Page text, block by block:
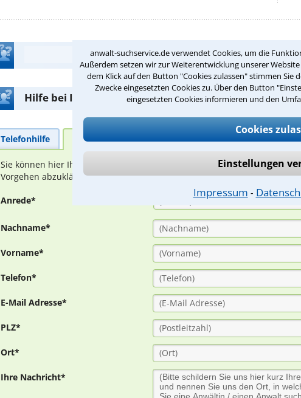
anwalt-suchservice.de verwendet Cookies, um die
Außerdem setzen wir zur Weiterentwicklung unserer
dem Klick auf den Button "Cookies zulassen" stimmen Sie
Zwecke eingesetzten Cookies zu. Über den Button
eingesetzten Cookies informieren und den
Cookies
Einstellungen
Impressum ⁃
Teste Dein
Hilfe bei Ihrer Anwaltsuche?
Telefonhilfe Beratungsanfrage
Sie können hier Ihren Fall schildern. Anschließend werden sich
Vorgehen abzuklären. Die Rückmeldung durch einen Anwalt ist für Sie
Anrede*
Nachname*
Vorname*
Telefon*
E-Mail Adresse*
PLZ*
Ort*
Ihre Nachricht*